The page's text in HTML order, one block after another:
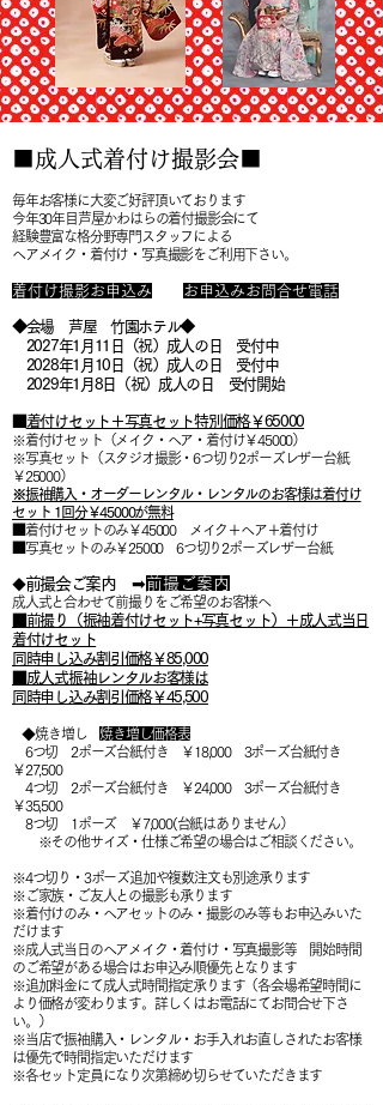
■成人式着付け撮影会■
毎年お客様に大変ご好評頂いております
今年30年目芦屋かわはらの着付撮影会にて
経験豊富な格分野専門スタッフによる
ヘアメイク・着付け・写真撮影をご利用下さい。
​着付け撮影お申込み お申込みお問合せ電話
◆会場 芦屋 竹園ホテル◆
2027年1月11日（祝）成人の日 受付中
2028年1月10日（祝）成人の日 受付中
2029年1月8日（祝）成人の日 受付開始
着付けセット＋写真セット​特別価格￥65000
※着付けセット（メイク・ヘア・着付け￥45000）
※写真セット（スタジオ撮影・6つ切り2ポーズレザー台紙
￥25000）
※振袖購入・オーダーレンタル・レンタルのお客様は着付け
セット 1回分￥45000が無料
■着付けセットのみ￥45000 メイク＋ヘア＋着付け
■写真セットのみ￥25000 6つ切り2ポーズレザー台紙
◆前撮会ご案内 ➡前撮ご案内
成人式と合わせて前撮りをご希望のお客様へ
■前撮り（振袖着付けセット+写真セット）＋成人式当日
着付けセット
同時申し込み割引価格￥85,000
■成人式振袖レンタルお客様は
同時申し込み割引価格￥45,500
◆焼き増し 焼き増し価格表
6つ切 2ポーズ台紙付き ￥18,000 3ポーズ台紙付き
￥27,500
4つ切 2ポーズ台紙付き ￥24,000 3ポーズ台紙付き
￥35,500
8つ切 1ポーズ ￥7,000(台紙はありません）
※その他サイズ・仕様ご希望の場合はご相談ください。
※4つ切り・3ポーズ追加や複数注文も別途承ります
※ご家族・ご友人との撮影も承ります
※着付けのみ・ヘアセットのみ・撮影のみ等もお申込みいた
だけます
※成人式当日のヘアメイク・着付け・写真撮影等 開始時間
のご希望がある場合はお申込み順優先となります
※追加料金にて成人式時間指定承ります（各会場希望時間に
より価格が変わります。詳しくはお電話にてお問合せ下さ
い。）
※当店で振袖購入・レンタル・お手入れお直しされたお客様
は優先で時間指定いただけます
※各セット定員になり次第締め切らせていただきます